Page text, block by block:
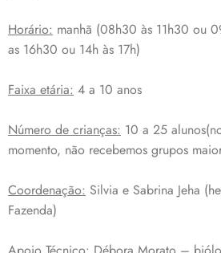
Horário: manhã (08h30 às 11h30 ou
as 16h30 ou 14h às 17h)
Faixa etária: 4 a 10 anos
Número de crianças: 10 a 25
momento, não recebemos grupos
Coordenação: Silvia e Sabrina Jeha
Fazenda)